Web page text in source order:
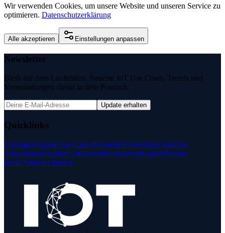
Wir verwenden Cookies, um unsere Website und unseren Service zu
optimieren. Datenschutzerklärung
Alle akzeptieren Einstellungen anpassen
Newsletter
Bleib auf dem Laufenden: Neueste IoT Use Cases, Trends und
Veranstaltungen direkt in dein Postfach.
Update erhalten
Quicklinks
LösungsbeispieleUse CasesBausteinePartnerPodcastsZum
AnwenderkreisÜber UnsEventsNewsletterKontaktPartner
PortalAnbieter finden